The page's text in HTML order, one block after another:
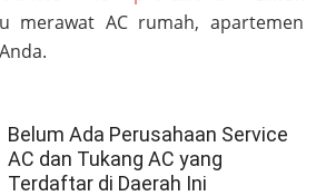
merawat AC rumah, apartemen
Belum Ada Perusahaan Service
AC dan Tukang AC yang
Terdaftar di Daerah Ini